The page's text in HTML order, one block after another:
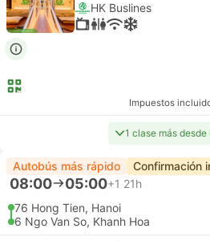
HK Buslines
Impuestos
1 clase más desde
Autobús más rápido Confirmación
08:00 05:00+1 21h
76 Hong Tien, Hanoi
6 Ngo Van So, Khanh Hoa